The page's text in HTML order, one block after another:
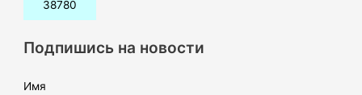
:Подпишись на новости
Имя